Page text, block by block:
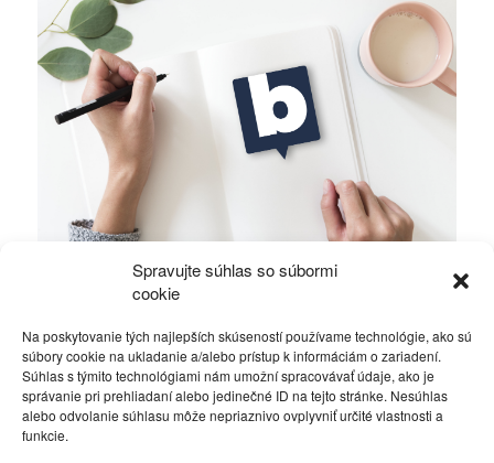
Spravujte súhlas so súbormi
cookie
Na poskytovanie tých najlepších skúseností používame technológie, ako sú
súbory cookie na ukladanie a/alebo prístup k informáciám o zariadení.
Súhlas s týmito technológiami nám umožní spracovávať údaje, ako je
správanie pri prehliadaní alebo jedinečné ID na tejto stránke. Nesúhlas
alebo odvolanie súhlasu môže nepriaznivo ovplyvniť určité vlastnosti a
funkcie.
Politickí zradcovia poprosili Fica o kostičku
Politika 18. marca 2016